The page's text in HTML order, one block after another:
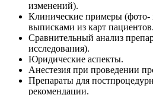
изменений).
Клинические примеры (фото-
выписками из карт пациентов.
Сравнительный анализ
исследования).
Юридические аспекты.
Анестезия при проведении
Препараты для
рекомендации.